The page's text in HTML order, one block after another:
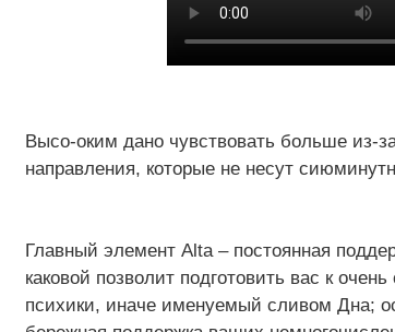
Высо-оким дано чувствовать больше из-
направления, которые не несут
Главный элемент Alta – постоянная
каковой позволит подготовить вас к
психики, иначе именуемый сливом Дна;